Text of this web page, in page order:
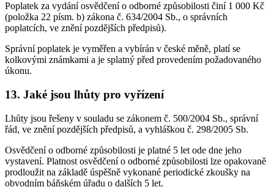
Poplatek za vydání osvědčení o odborné způsobilosti činí 1 000 Kč
(položka 22 písm. b) zákona č. 634/2004 Sb., o správních
poplatcích, ve znění pozdějších předpisů).
Správní poplatek je vyměřen a vybírán v české měně, platí se
kolkovými známkami a je splatný před provedením požadovaného
úkonu.
13. Jaké jsou lhůty pro vyřízení
Lhůty jsou řešeny v souladu se zákonem č. 500/2004 Sb., správní
řád, ve znění pozdějších předpisů, a vyhláškou č. 298/2005 Sb.
Osvědčení o odborné způsobilosti je platné 5 let ode dne jeho
vystavení. Platnost osvědčení o odborné způsobilosti lze opakovaně
prodloužit na základě úspěšně vykonané periodické zkoušky na
obvodním báňském úřadu o dalších 5 let.